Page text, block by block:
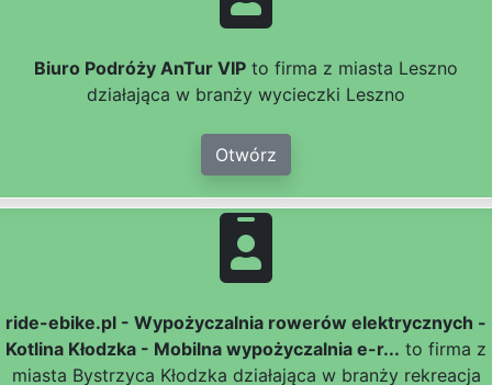
Biuro Podróży AnTur VIP to firma z miasta Leszno
działająca w branży wycieczki Leszno
Otwórz
ride-ebike.pl - Wypożyczalnia rowerów elektrycznych -
Kotlina Kłodzka - Mobilna wypożyczalnia e-r... to firma z
miasta Bystrzyca Kłodzka działająca w branży rekreacja